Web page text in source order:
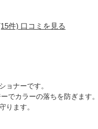
件) 口コミを見る
ョナーです。
でカラーの落ちを防ぎます
ります。